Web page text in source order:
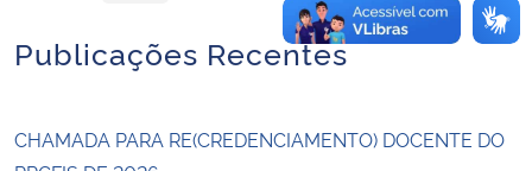
Publicações Recentes
CHAMADA PARA RE(CREDENCIAMENTO) DOCENTE DO